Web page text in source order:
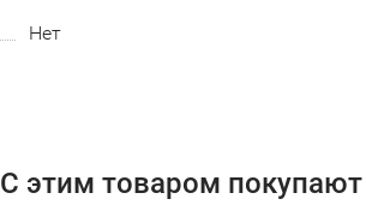
Нет
С этим товаром покупают